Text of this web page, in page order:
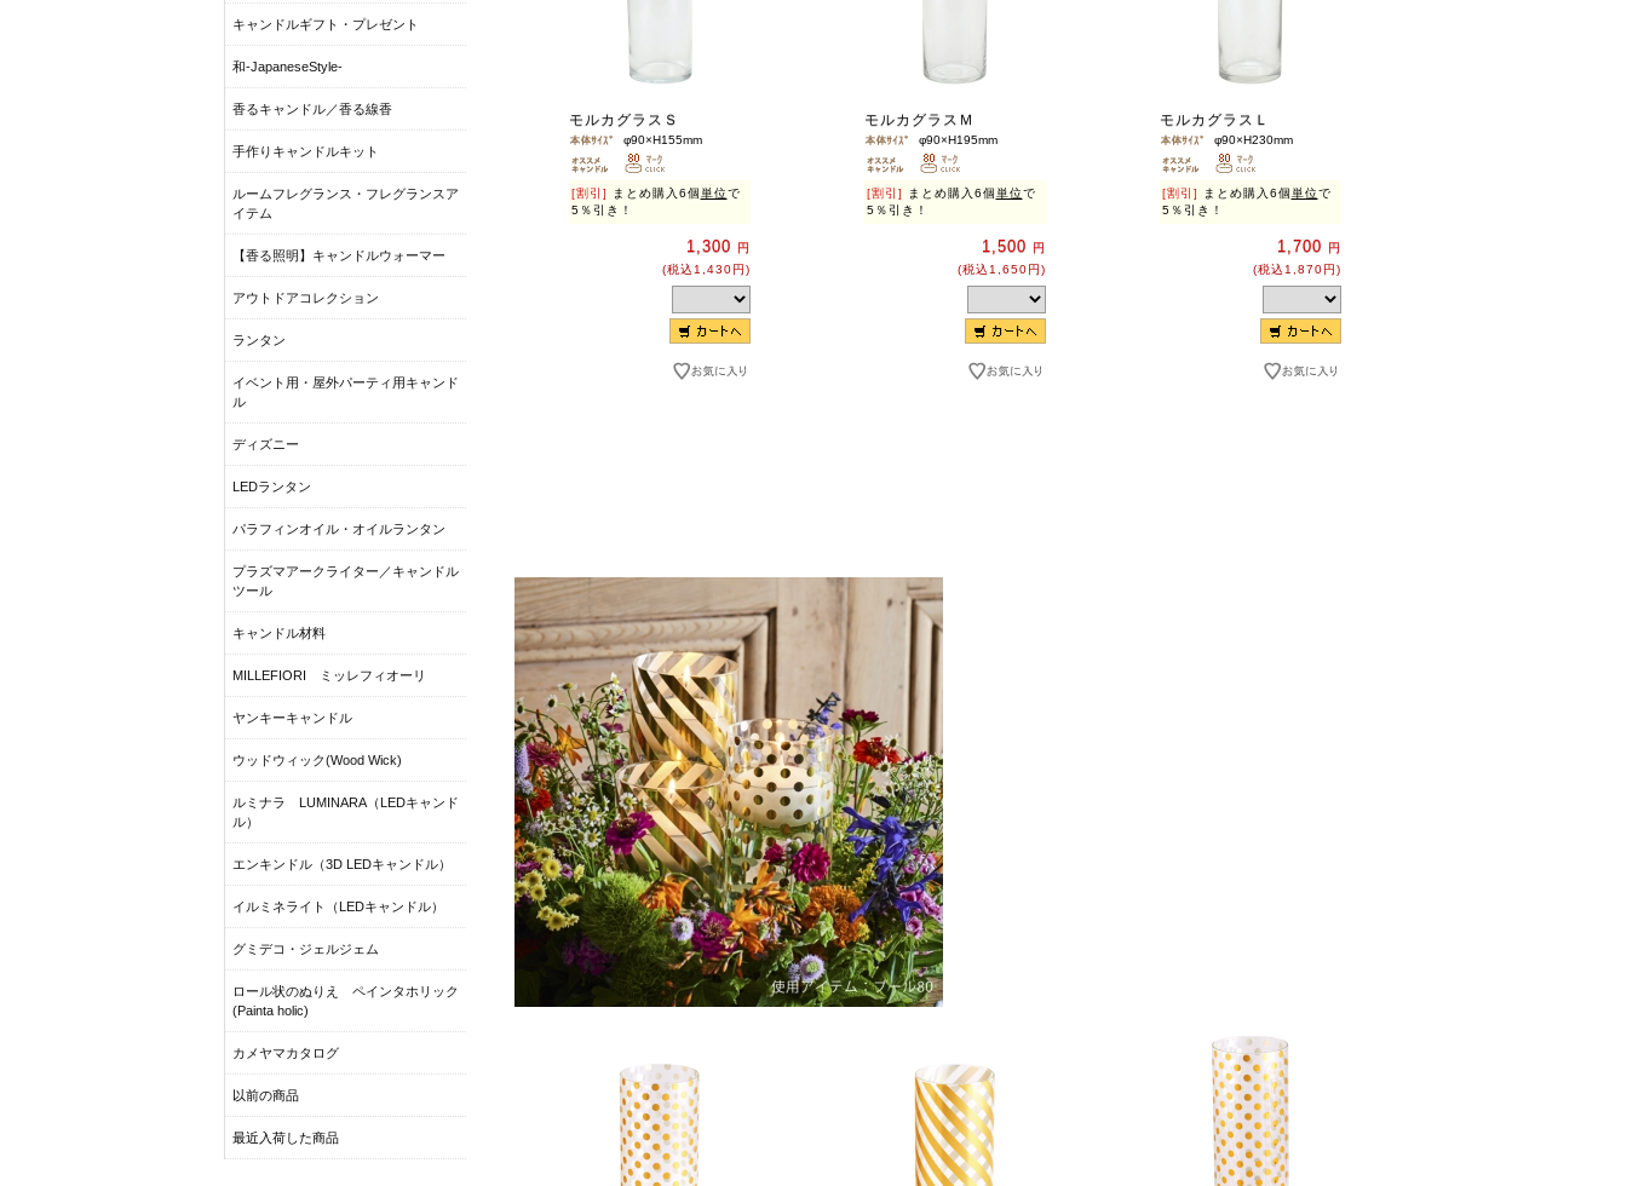
モルカグラスＳ
φ90×H155mm
[割引] まとめ購入6個 単位で
5％引き！
1,300
円
(税込1,430円)
モルカグラスＭ
φ90×H195mm
[割引] まとめ購入6個 単位で
5％引き！
1,500
円
(税込1,650円)
モルカグラスＬ
φ90×H230mm
[割引] まとめ購入6個 単位で
5％引き！
1,700
円
(税込1,870円)
キャンドルギフト・プレゼント
和-JapaneseStyle-
香るキャンドル／香る線香
手作りキャンドルキット
ルームフレグランス・フレグランスア
イテム
【香る照明】キャンドルウォーマー
アウトドアコレクション
ランタン
イベント用・屋外パーティ用キャンド
ル
ディズニー
LEDランタン
パラフィンオイル・オイルランタン
プラズマアークライター／キャンドル
ツール
キャンドル材料
MILLEFIORI ミッレフィオーリ
ヤンキーキャンドル
ウッドウィック(Wood Wick)
ルミナラ LUMINARA（LEDキャンド
ル）
エンキンドル（3D LEDキャンドル）
イルミネライト（LEDキャンドル）
グミデコ・ジェルジェム
ロール状のぬりえ ペインタホリック
(Painta holic)
カメヤマカタログ
以前の商品
最近入荷した商品